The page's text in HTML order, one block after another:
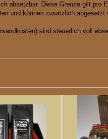
absetzbar. Diese Grenze gilt pro
und können zusätzlich abgesetzt
sind steuerlich voll